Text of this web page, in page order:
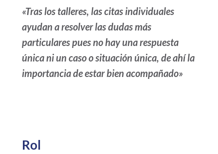
«Tras los talleres, las citas individuales
ayudan a resolver las dudas más
particulares pues no hay una respuesta
única ni un caso o situación única, de ahí la
importancia de estar bien acompañado»
Rol